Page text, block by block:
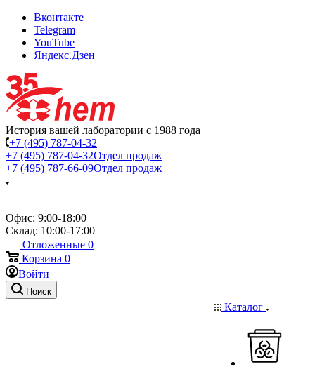
Вконтакте
Telegram
YouTube
Яндекс.Дзен
История вашей лаборатории с 1988 года
+7 (495) 787-04-32
+7 (495) 787-04-32Отдел продаж
+7 (495) 787-66-09Отдел продаж
Офис: 9:00-18:00
Склад: 10:00-17:00
Отложенные 0
Корзина 0
Войти
Поиск
Каталог